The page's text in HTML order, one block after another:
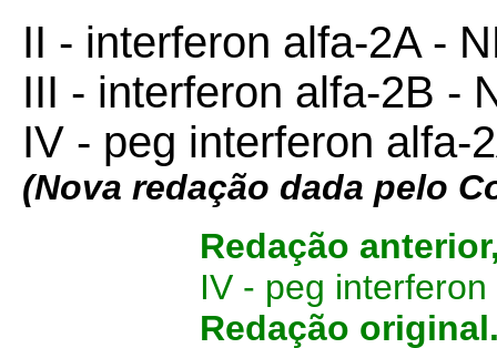
II - interferon alfa-2A -
III - interferon alfa-2B -
IV - peg interferon alfa-
(Nova redação dada pelo
Redação
IV - peg
Redação